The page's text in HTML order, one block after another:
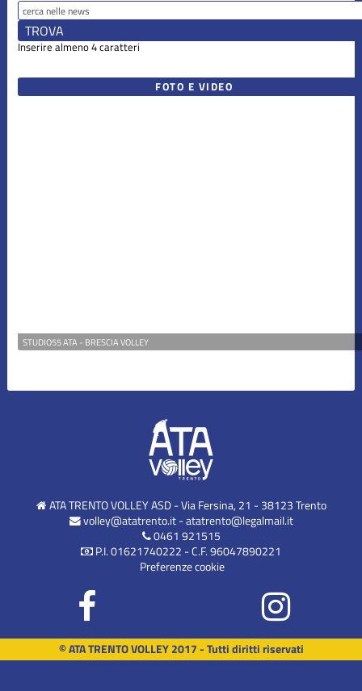
Inserire almeno 4 caratteri
FOTO E VIDEO
STUDIO55 ATA - BRESCIA VOLLEY
ATA TRENTO VOLLEY ASD - Via Fersina, 21 - 38123 Trento
volley@atatrento.it-atatrento@legalmail.it
0461 921515
P.I. 01621740222 - C.F. 96047890221
Preferenze cookie
© ATA TRENTO VOLLEY 2017 - Tutti diritti riservati